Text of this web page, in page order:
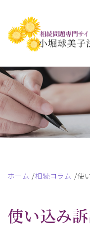
ホーム 相続コラム 使
使い込み